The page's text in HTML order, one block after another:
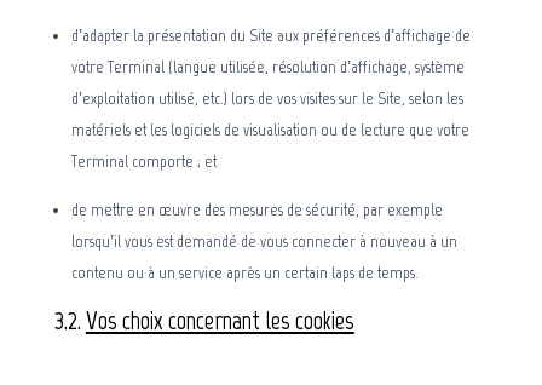
d’adapter la présentation du Site aux préférences d’affichage de
votre Terminal (langue utilisée, résolution d’affichage, système
d’exploitation utilisé, etc.) lors de vos visites sur le Site, selon les
matériels et les logiciels de visualisation ou de lecture que votre
Terminal comporte ; et
de mettre en œuvre des mesures de sécurité, par exemple
lorsqu’il vous est demandé de vous connecter à nouveau à un
contenu ou à un service après un certain laps de temps.
3.2. Vos choix concernant les cookies